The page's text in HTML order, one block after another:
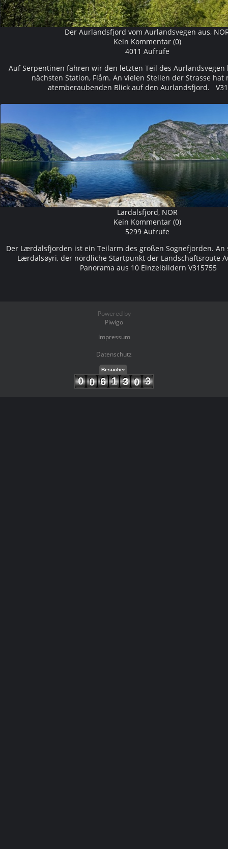
Der Aurlandsfjord vom Aurlandsvegen aus,
Kein Kommentar (0)
4011 Aufrufe
Auf Serpentinen fahren wir den letzten Teil des
nächsten Station, Flåm. An vielen Stellen der Strasse hat
atemberaubenden Blick auf den Aurlandsfjord.
Lärdalsfjord, NOR
Kein Kommentar (0)
5299 Aufrufe
Der Lærdalsfjorden ist ein Teilarm des großen Sognefjorden. An
Lærdalsøyri, der nördliche Startpunkt der Landschaftsroute
Panorama aus 10 Einzelbildern V315755
Powered by
Piwigo
Impressum
Datenschutz
Besucher
0 0 6 1 3 0 3